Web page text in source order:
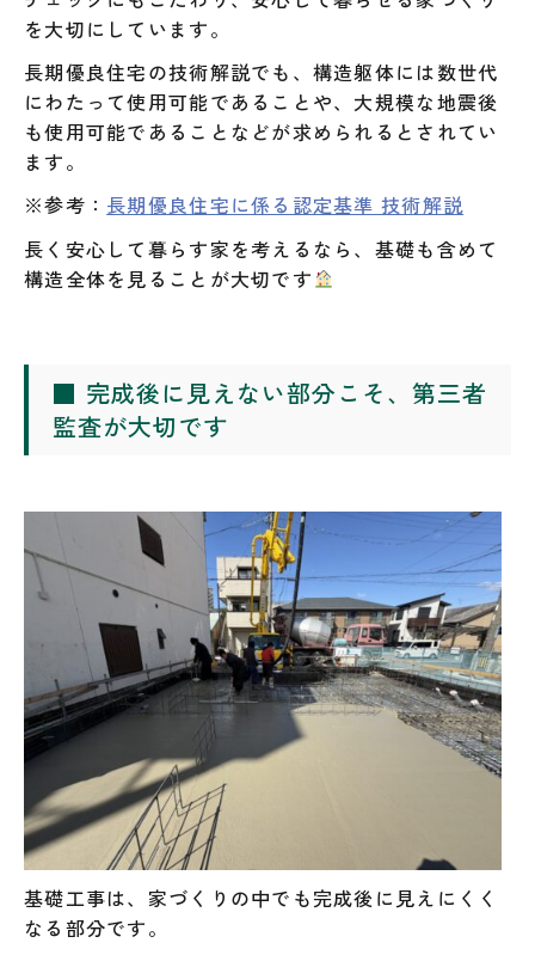
を大切にしています。
長期優良住宅の技術解説でも、構造躯体には数世代
にわたって使用可能であることや、大規模な地震後
も使用可能であることなどが求められるとされてい
ます。
※参考： 長期優良住宅に係る認定基準 技術解説
長く安心して暮らす家を考えるなら、基礎も含めて
構造全体を見ることが大切です
■ 完成後に見えない部分こそ、第三者
監査が大切です
基礎工事は、家づくりの中でも完成後に見えにくく
なる部分です。